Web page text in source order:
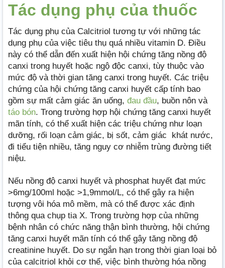
Tác dụng phụ của thuốc
Tác dụng phụ của Calcitriol tương tự với những tác
dụng phụ của việc tiêu thụ quá nhiều vitamin D. Điều
này có thể dẫn đến xuất hiện hội chứng tăng nồng độ
canxi trong huyết hoặc ngộ độc canxi, tùy thuộc vào
mức độ và thời gian tăng canxi trong huyết. Các triệu
chứng của hội chứng tăng canxi huyết cấp tính bao
gồm sự mất cảm giác ăn uống, đau đầu, buồn nôn và
táo bón. Trong trường hợp hội chứng tăng canxi huyết
mãn tính, có thể xuất hiện các triệu chứng như loạn
dưỡng, rối loạn cảm giác, bị sốt, cảm giác khát nước,
đi tiểu tiện nhiều, tăng nguy cơ nhiễm trùng đường tiết
niệu.
Nếu nồng độ canxi huyết và phosphat huyết đạt mức
>6mg/100ml hoặc >1,9mmol/L, có thể gây ra hiện
tượng vôi hóa mô mềm, mà có thể được xác định
thông qua chụp tia X. Trong trường hợp của những
bệnh nhân có chức năng thận bình thường, hội chứng
tăng canxi huyết mãn tính có thể gây tăng nồng độ
creatinine huyết. Do sự ngắn hạn trong thời gian loại bỏ
của calcitriol khỏi cơ thể, việc bình thường hóa nồng